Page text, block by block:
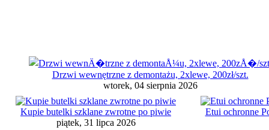
Drzwi wewnętrzne z demontażu, 2xlewe, 200zł/szt.
wtorek, 04 sierpnia 2026
Kupie butelki szklane zwrotne po piwie
piątek, 31 lipca 2026
Etui ochronne